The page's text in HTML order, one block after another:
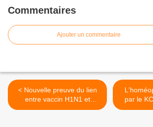
Commentaires
Ajouter un commentaire
< Nouvelle preuve du lien
entre vaccin H1N1 et
syndrome de Guillain-Barré
par le